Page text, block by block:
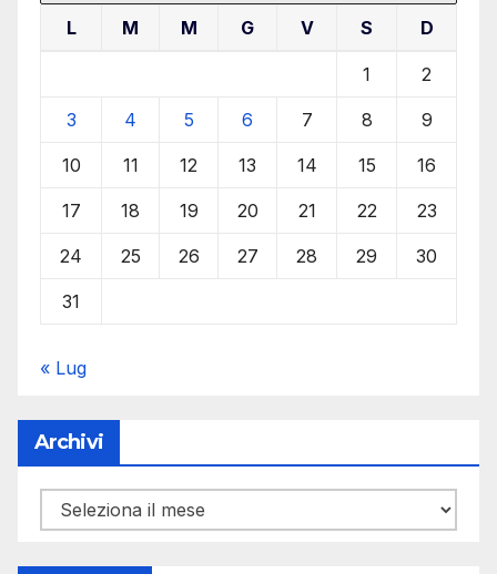
L M M G V S D
1 2
3 4 5 6 7 8 9
10 11 12 13 14 15 16
17 18 19 20 21 22 23
24 25 26 27 28 29 30
31
« Lug
Archivi
Archivi